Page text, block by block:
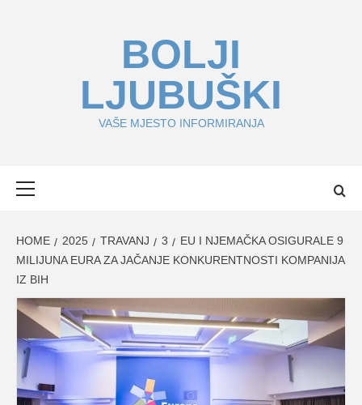
BOLJI
LJUBUŠKI
VAŠE MJESTO INFORMIRANJA
HOME 2025 TRAVANJ 3
EU I NJEMAČKA OSIGURALE 9
MILIJUNA EURA ZA JAČANJE KONKURENTNOSTI KOMPANIJA
IZ BIH